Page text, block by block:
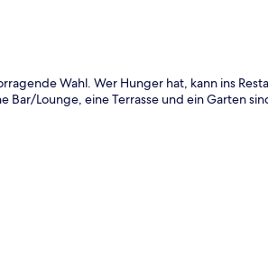
Wahl. Wer Hunger hat, kann ins
Bar/Lounge, eine Terrasse und ein Garten